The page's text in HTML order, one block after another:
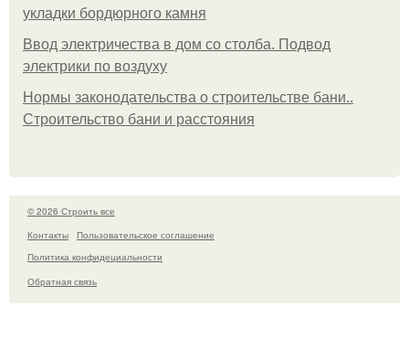
укладки бордюрного камня
Ввод электричества в дом со столба. Подвод
электрики по воздуху
Нормы законодательства о строительстве бани..
Строительство бани и расстояния
© 2026 Строить все
Контакты
Пользовательское соглашение
Политика конфидециальности
Обратная связь